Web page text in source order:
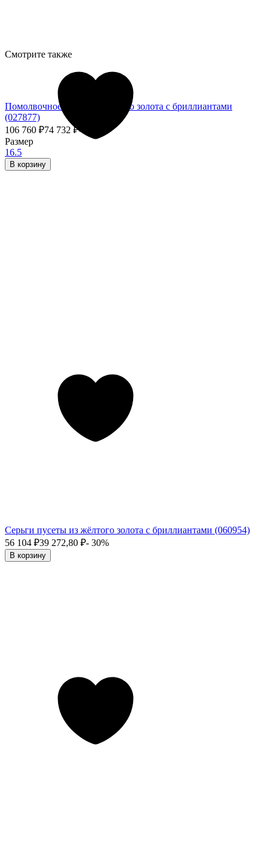
Помолвочное кольцо из белого золота с бриллиантами
(027877)
106 760 ₽74 732 ₽- 30%
Размер
16.5
В корзину
Смотрите также
Серьги пусеты из жёлтого золота с бриллиантами (060954)
56 104 ₽39 272,80 ₽- 30%
В корзину